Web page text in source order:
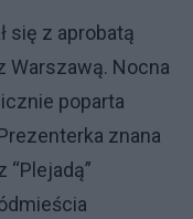
się z aprobatą
Warszawą. Nocna
poparta
znana